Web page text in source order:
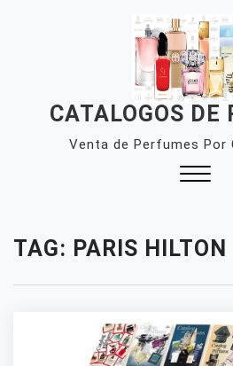
CATALOGOS DE
Venta de Perfumes Por
TAG: PARIS